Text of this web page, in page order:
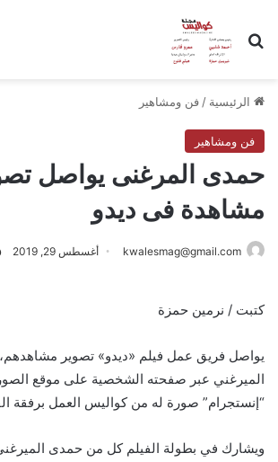
بحث عن
الرئيسية / فن ومشاهير
فن ومشاهير
حمدى المرغنى يواصل
مشاهدة فى ديدو
kwalesmag@gmail.com أغسطس 29, 2019
كتبت / نرمين حمزة
يواصل فريق عمل فيلم «ديدو» تصوير
الميرغني عبر صفحته الشخصية على موقع
“إنستجرام” صورة له من كواليس العمل برفقة
ويشارك في بطولة الفيلم كل من حمدى